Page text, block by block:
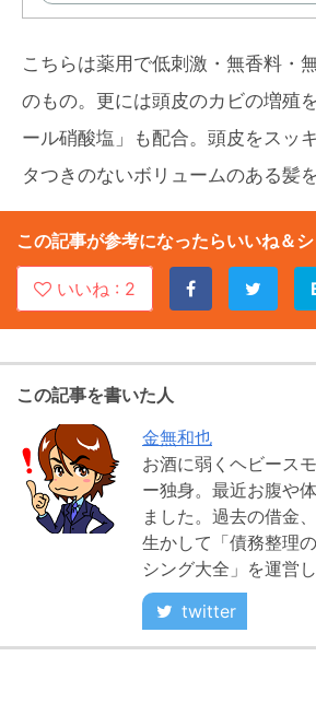
こちらは薬用で低刺激・無香料・
のもの。更には頭皮のカビの増殖
ール硝酸塩」も配合。頭皮をスッ
タつきのないボリュームのある髪
この記事が参考になったらいいね＆
いいね : 2
この記事を書いた人
金無和也
お酒に弱くヘビース
ー独身。最近お腹や
ました。過去の借金
生かして「債務整理
シング大全」を運営し
twitter